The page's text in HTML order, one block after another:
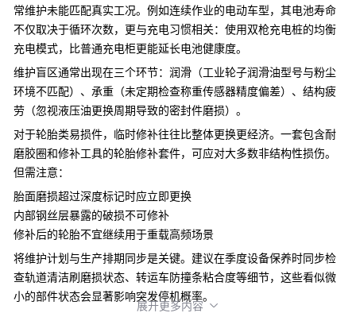
常维护未能匹配真实工况。例如连续作业的电动车型，其电池寿命
不仅取决于循环次数，更与充电习惯相关：使用双枪充电桩的均衡
充电模式，比普通充电柜更能延长电池健康度。
维护盲区通常出现在三个环节：润滑（工业轮子润滑油型号与粉尘
环境不匹配）、承重（未定期检查称重传感器精度偏差）、结构疲
劳（忽视液压油更换周期导致的密封件磨损）。
对于轮胎类易损件，临时修补往往比整体更换更经济。一套包含耐
磨胶圈和修补工具的轮胎修补套件，可应对大多数非结构性损伤。
但需注意：
胎面磨损超过深度标记时应立即更换
内部钢丝层暴露的破损不可修补
修补后的轮胎不宜继续用于重载高频场景
将维护计划与生产排期同步是关键。建议在季度设备保养时同步检
查轨道清洁刷 磨损状态、 转运车防撞条粘合度等细节，这些看似微
小的部件状态会显著影响突发停机概率。
展开更多内容 